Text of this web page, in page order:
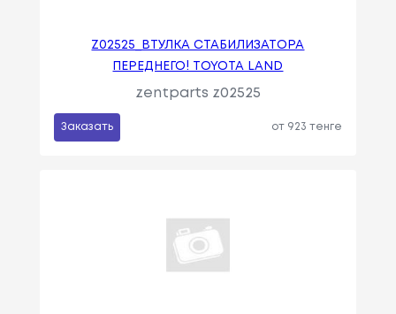
Z02525_ВТУЛКА СТАБИЛИЗАТОРА
ПЕРЕДНЕГО! TOYOTA LAND
zentparts z02525
Заказать от 923 тенге